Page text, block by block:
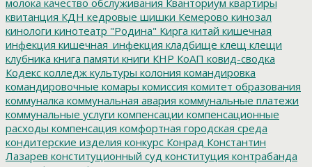
квитанция КДН кедровые шишки Кемерово кинозал
кинологи кинотеатр "Родина" Кирга китай кишечная
инфекция кишечная_инфекция кладбище клещ клещи
клубника книга памяти книги КНР КоАП ковид-сводка
Кодекс колледж культуры колония командировка
командировочные комары комиссия комитет образования
коммуналка коммунальная авария коммунальные платежи
коммунальные услуги компенсации компенсационные
расходы компенсация комфортная городская среда
кондитерские изделия конкурс Конрад Константин
Лазарев конституционный суд конституция контрабанда